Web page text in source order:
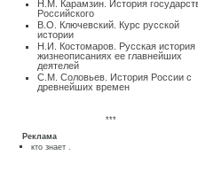
Н.М. Карамзин. История
Российского
В.О. Ключевский. Курс русской
истории
Н.И. Костомаров. Русская история
жизнеописаниях ее главнейших
деятелей
С.М. Соловьев. История России с
древнейших времен
***
Реклама
кто знает .